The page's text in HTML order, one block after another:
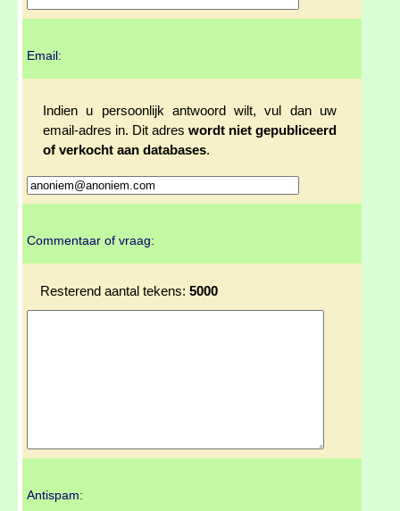
Email:
Indien u persoonlijk antwoord wilt, vul dan uw
email-adres in. Dit adres wordt niet gepubliceerd
of verkocht aan databases.
Commentaar of vraag:
Resterend aantal tekens: 5000
Antispam: